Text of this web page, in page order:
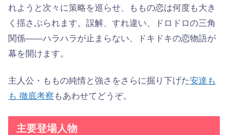
れようと次々に策略を巡らせ、ももの恋は何度も大き
く揺さぶられます。誤解、すれ違い、ドロドロの三角
関係——ハラハラが止まらない、ドキドキの恋物語が
幕を開けます。
主人公・ももの純情と強さをさらに掘り下げた安達も
も 徹底考察 もあわせてどうぞ。
主要登場人物